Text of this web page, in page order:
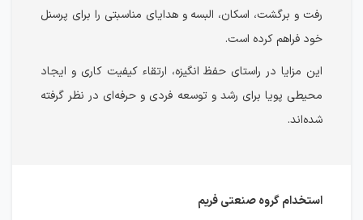
رفت‌ و برگشت، اسکان، البسه و هدایای مناسبتی را برای پرسنل
خود فراهم کرده است.
این مزایا در راستای حفظ انگیزه، ارتقاء کیفیت کاری و ایجاد
محیطی پویا برای رشد و توسعه فردی و حرفه‌ای در نظر گرفته
شده‌اند.
استخدام گروه صنعتی فریم